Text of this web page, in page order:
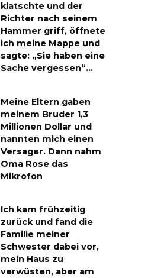
klatschte und der
Richter nach seinem
Hammer griff, öffnete
ich meine Mappe und
sagte: „Sie haben eine
Sache vergessen“…
Meine Eltern gaben
meinem Bruder 1,3
Millionen Dollar und
nannten mich einen
Versager. Dann nahm
Oma Rose das
Mikrofon
Ich kam frühzeitig
zurück und fand die
Familie meiner
Schwester dabei vor,
mein Haus zu
verwüsten, aber am